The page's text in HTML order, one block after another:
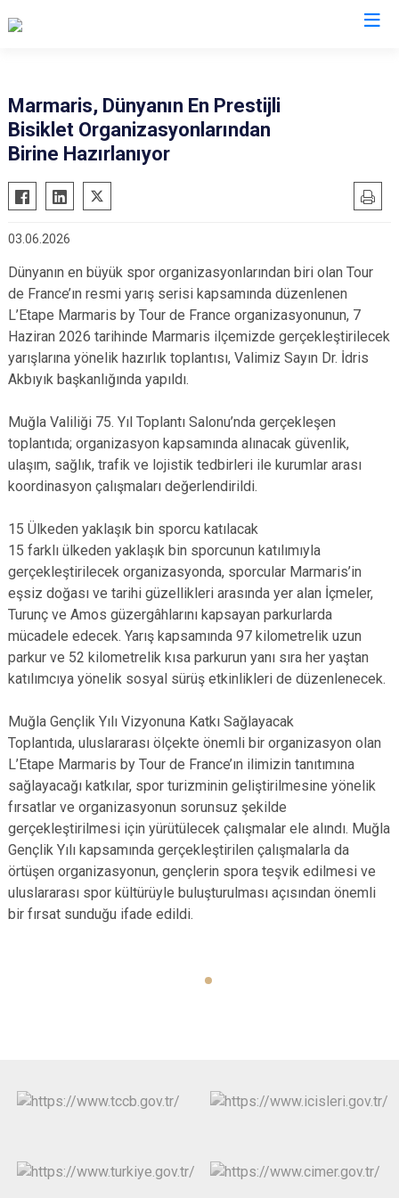
Marmaris, Dünyanın En Prestijli
Bisiklet Organizasyonlarından
Birine Hazırlanıyor
03.06.2026
Dünyanın en büyük spor organizasyonlarından biri olan Tour
de France’ın resmi yarış serisi kapsamında düzenlenen
L’Etape Marmaris by Tour de France organizasyonunun, 7
Haziran 2026 tarihinde Marmaris ilçemizde gerçekleştirilecek
yarışlarına yönelik hazırlık toplantısı, Valimiz Sayın Dr. İdris
Akbıyık başkanlığında yapıldı.
Muğla Valiliği 75. Yıl Toplantı Salonu’nda gerçekleşen
toplantıda; organizasyon kapsamında alınacak güvenlik,
ulaşım, sağlık, trafik ve lojistik tedbirleri ile kurumlar arası
koordinasyon çalışmaları değerlendirildi.
15 Ülkeden yaklaşık bin sporcu katılacak
15 farklı ülkeden yaklaşık bin sporcunun katılımıyla
gerçekleştirilecek organizasyonda, sporcular Marmaris’in
eşsiz doğası ve tarihi güzellikleri arasında yer alan İçmeler,
Turunç ve Amos güzergâhlarını kapsayan parkurlarda
mücadele edecek. Yarış kapsamında 97 kilometrelik uzun
parkur ve 52 kilometrelik kısa parkurun yanı sıra her yaştan
katılımcıya yönelik sosyal sürüş etkinlikleri de düzenlenecek.
Muğla Gençlik Yılı Vizyonuna Katkı Sağlayacak
Toplantıda, uluslararası ölçekte önemli bir organizasyon olan
L’Etape Marmaris by Tour de France’ın ilimizin tanıtımına
sağlayacağı katkılar, spor turizminin geliştirilmesine yönelik
fırsatlar ve organizasyonun sorunsuz şekilde
gerçekleştirilmesi için yürütülecek çalışmalar ele alındı. Muğla
Gençlik Yılı kapsamında gerçekleştirilen çalışmalarla da
örtüşen organizasyonun, gençlerin spora teşvik edilmesi ve
uluslararası spor kültürüyle buluşturulması açısından önemli
bir fırsat sunduğu ifade edildi.